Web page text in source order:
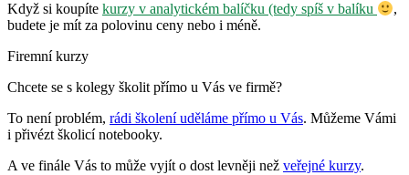
Když si koupíte kurzy v analytickém balíčku (tedy spíš v balíku
,
budete je mít za polovinu ceny nebo i méně.
Firemní kurzy
Chcete se s kolegy školit přímo u Vás ve firmě?
To není problém, rádi školení uděláme přímo u Vás. Můžeme Vámi
i přivézt školicí notebooky.
A ve finále Vás to může vyjít o dost levněji než veřejné kurzy.